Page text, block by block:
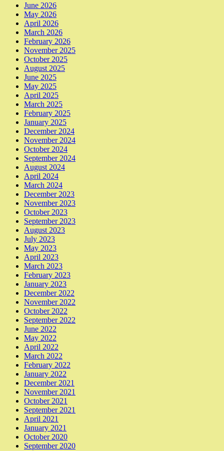
June 2026
May 2026
April 2026
March 2026
February 2026
November 2025
October 2025
August 2025
June 2025
May 2025
April 2025
March 2025
February 2025
January 2025
December 2024
November 2024
October 2024
September 2024
August 2024
April 2024
March 2024
December 2023
November 2023
October 2023
September 2023
August 2023
July 2023
May 2023
April 2023
March 2023
February 2023
January 2023
December 2022
November 2022
October 2022
September 2022
June 2022
May 2022
April 2022
March 2022
February 2022
January 2022
December 2021
November 2021
October 2021
September 2021
April 2021
January 2021
October 2020
September 2020